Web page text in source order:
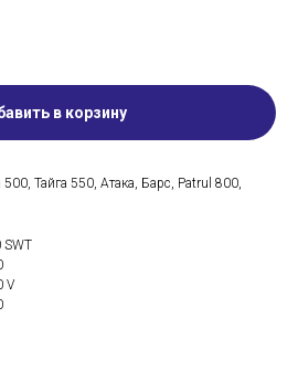
в корзину
500, Тайга 550, Атака, Барс, Patrul 800,
SWT
V